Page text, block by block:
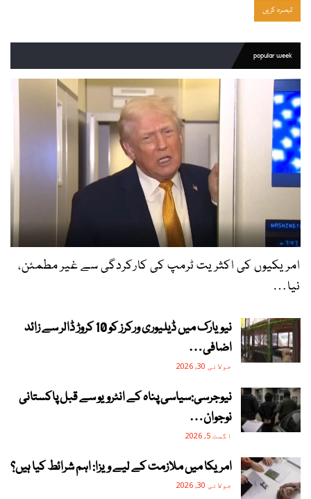
popular week
امریکیوں کی اکثریت ٹرمپ کی کارکردگی سے غیر مطمئن،
نیا…
نیویارک میں ڈیلیوری ورکرز کو 10 کروڑ ڈالر سے زائد
اضافی…
جولائی 30, 2026
نیوجرسی:سیاسی پناہ کے انٹرویو سے قبل پاکستانی
نوجوان…
اگست 5, 2026
امریکا میں ملازمت کے لیے ویزا: اہم شرائط کیا ہیں؟
جولائی 30, 2026